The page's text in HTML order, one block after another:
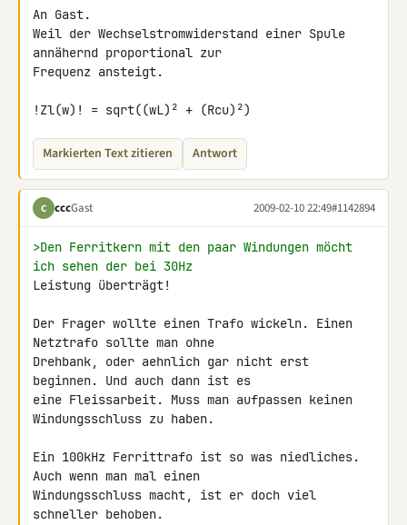
An Gast.
Weil der Wechselstromwiderstand einer Spule
annähernd proportional zur
Frequenz ansteigt.
!Zl(w)! = sqrt((wL)² + (Rcu)²)
Markierten Text zitieren Antwort
C cccGast 2009-02-10 22:49#1142894
>Den Ferritkern mit den paar Windungen möcht
ich sehen der bei 30Hz
Leistung überträgt!
Der Frager wollte einen Trafo wickeln. Einen
Netztrafo sollte man ohne
Drehbank, oder aehnlich gar nicht erst
beginnen. Und auch dann ist es
eine Fleissarbeit. Muss man aufpassen keinen
Windungsschluss zu haben.
Ein 100kHz Ferrittrafo ist so was niedliches.
Auch wenn man mal einen
Windungsschluss macht, ist er doch viel
schneller behoben.